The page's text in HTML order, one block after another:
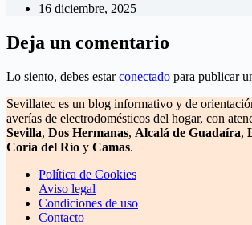
16 diciembre, 2025
Deja un comentario
Lo siento, debes estarconectado para publicar
Sevillatec es un blog informativo y de
averías de electrodomésticos del hogar, con
Sevilla, Dos Hermanas, Alcalá de Guadaíra,
Coria del Río y Camas.
Política de Cookies
Aviso legal
Condiciones de uso
Contacto